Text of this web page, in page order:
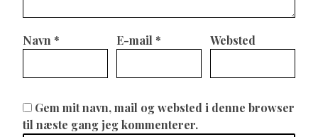
Navn * E-mail * Websted
Gem mit navn, mail og websted i denne browser
til næste gang jeg kommenterer.